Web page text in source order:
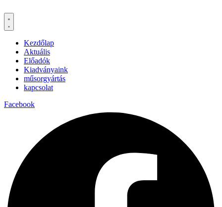
Kezdőlap
Aktuális
Előadók
Kiadványaink
műsorgyártás
kapcsolat
Facebook